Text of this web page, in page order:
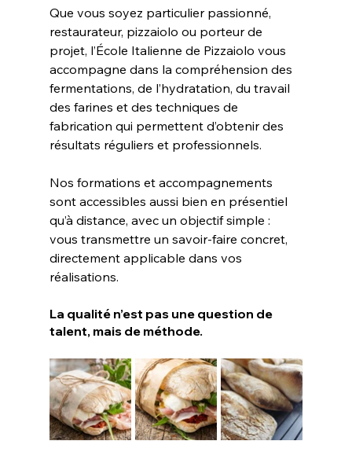
Que vous soyez particulier passionné,
restaurateur, pizzaiolo ou porteur de
projet, l’École Italienne de Pizzaiolo vous
accompagne dans la compréhension des
fermentations, de l’hydratation, du travail
des farines et des techniques de
fabrication qui permettent d’obtenir des
résultats réguliers et professionnels.
Nos formations et accompagnements
sont accessibles aussi bien en présentiel
qu’à distance, avec un objectif simple :
vous transmettre un savoir-faire concret,
directement applicable dans vos
réalisations.
La qualité n’est pas une question de
talent, mais de méthode.